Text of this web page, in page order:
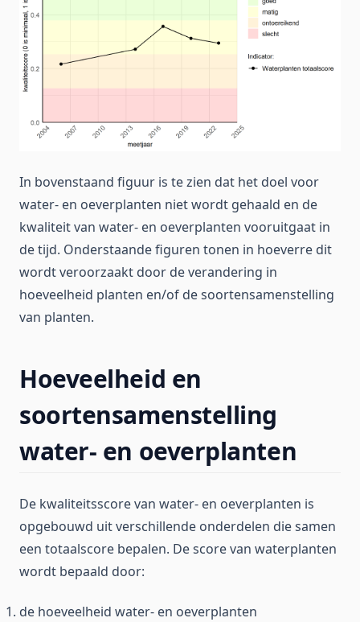
In bovenstaand figuur is te zien dat het doel voor
water- en oeverplanten niet wordt gehaald en de
kwaliteit van water- en oeverplanten vooruitgaat in
de tijd. Onderstaande figuren tonen in hoeverre dit
wordt veroorzaakt door de verandering in
hoeveelheid planten en/of de soortensamenstelling
van planten.
Hoeveelheid en
soortensamenstelling
water- en oeverplanten
De kwaliteitsscore van water- en oeverplanten is
opgebouwd uit verschillende onderdelen die samen
een totaalscore bepalen. De score van waterplanten
wordt bepaald door:
de hoeveelheid water- en oeverplanten